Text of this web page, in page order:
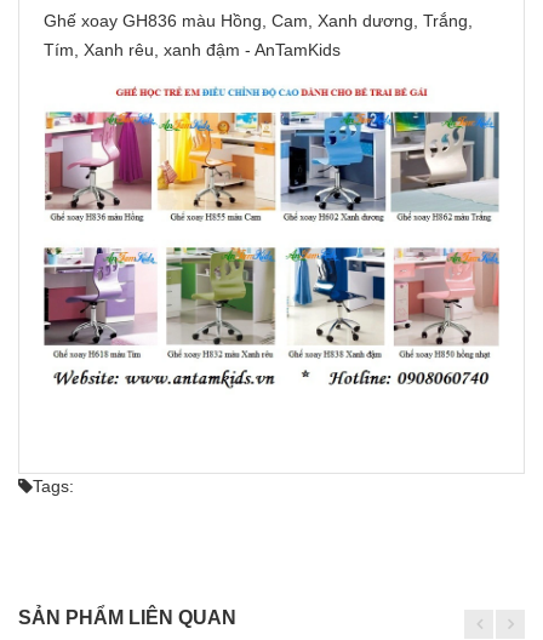
Ghế xoay GH836 màu Hồng, Cam, Xanh dương, Trắng,
Tím, Xanh rêu, xanh đậm - AnTamKids
Tags:
SẢN PHẨM LIÊN QUAN